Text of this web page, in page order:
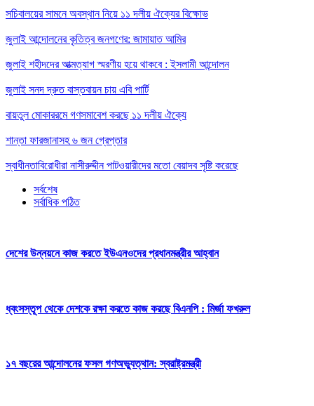
সচিবালয়ের সামনে অবস্থান নিয়ে ১১ দলীয় ঐক্যের বিক্ষোভ
জুলাই আন্দোলনের কৃতিত্ব জনগণের: জামায়াত আমির
জুলাই শহীদদের আত্মত্যাগ স্মরণীয় হয়ে থাকবে : ইসলামী আন্দোলন
জুলাই সনদ দ্রুত বাস্তবায়ন চায় এবি পার্টি
বায়তুল মোকাররমে গণসমাবেশ করছে ১১ দলীয় ঐক্যে
শান্তা ফারজানাসহ ৬ জন গ্রেপ্তার
স্বাধীনতাবিরোধীরা নাসীরুদ্দীন পাটওয়ারীদের মতো বেয়াদব সৃষ্টি করেছে
সর্বশেষ
সর্বাধিক পঠিত
দেশের উন্নয়নে কাজ করতে ইউএনওদের প্রধানমন্ত্রীর আহ্বান
ধ্বংসস্তূপ থেকে দেশকে রক্ষা করতে কাজ করছে বিএনপি : মির্জা ফখরুল
১৭ বছরের আন্দোলনের ফসল গণঅভ্যুত্থান: স্বরাষ্ট্রমন্ত্রী